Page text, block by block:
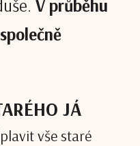
V průběhu
JÁ
vše staré